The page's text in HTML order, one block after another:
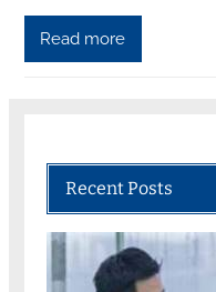
Read more
Recent Posts